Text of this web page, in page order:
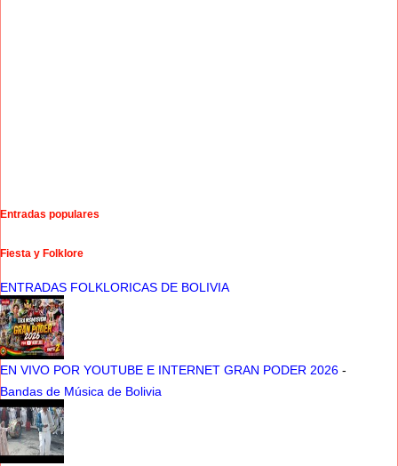
Entradas populares
Fiesta y Folklore
ENTRADAS FOLKLORICAS DE BOLIVIA
EN VIVO POR YOUTUBE E INTERNET GRAN PODER 2026 -
Bandas de Música de Bolivia